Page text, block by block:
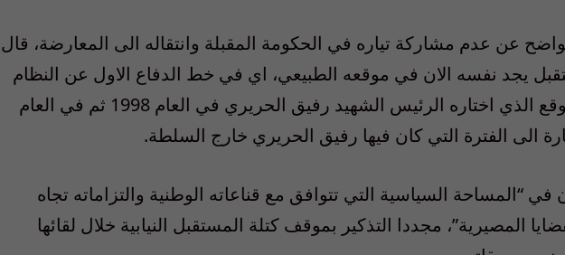
عن عدم مشاركة تياره في الحكومة المقبلة وانتقاله الى المعارضة، قال
يجد نفسه الان في موقعه الطبيعي، اي في خط الدفاع الاول عن النظام
الديموقراطي، وهو الموقع الذي اختاره الرئيس الشهيد رفيق الحريري في العام 1998 ثم في العام
“المساحة السياسية التي تتوافق مع قناعاته الوطنية والتزاماته تجاه
المصيرية”، مجددا التذكير بموقف كتلة المستقبل النيابية خلال لقائها